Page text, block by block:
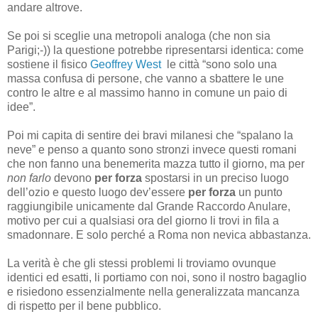
andare altrove.
Se poi si sceglie una metropoli analoga (che non sia
Parigi;-)) la questione potrebbe ripresentarsi identica: come
sostiene il fisico Geoffrey West
le città “sono solo una
massa confusa di persone, che vanno a sbattere le une
contro le altre e al massimo hanno in comune un paio di
idee”.
Poi mi capita di sentire dei bravi milanesi che “spalano la
neve” e penso a quanto sono stronzi invece questi romani
che non fanno una benemerita mazza tutto il giorno, ma per
non farlo devono per forza spostarsi in un preciso luogo
dell’ozio e questo luogo dev’essere per forza un punto
raggiungibile unicamente dal Grande Raccordo Anulare,
motivo per cui a qualsiasi ora del giorno li trovi in fila a
smadonnare. E solo perché a Roma non nevica abbastanza.
La verità è che gli stessi problemi li troviamo ovunque
identici ed esatti, li portiamo con noi, sono il nostro bagaglio
e risiedono essenzialmente nella generalizzata mancanza
di rispetto per il bene pubblico.